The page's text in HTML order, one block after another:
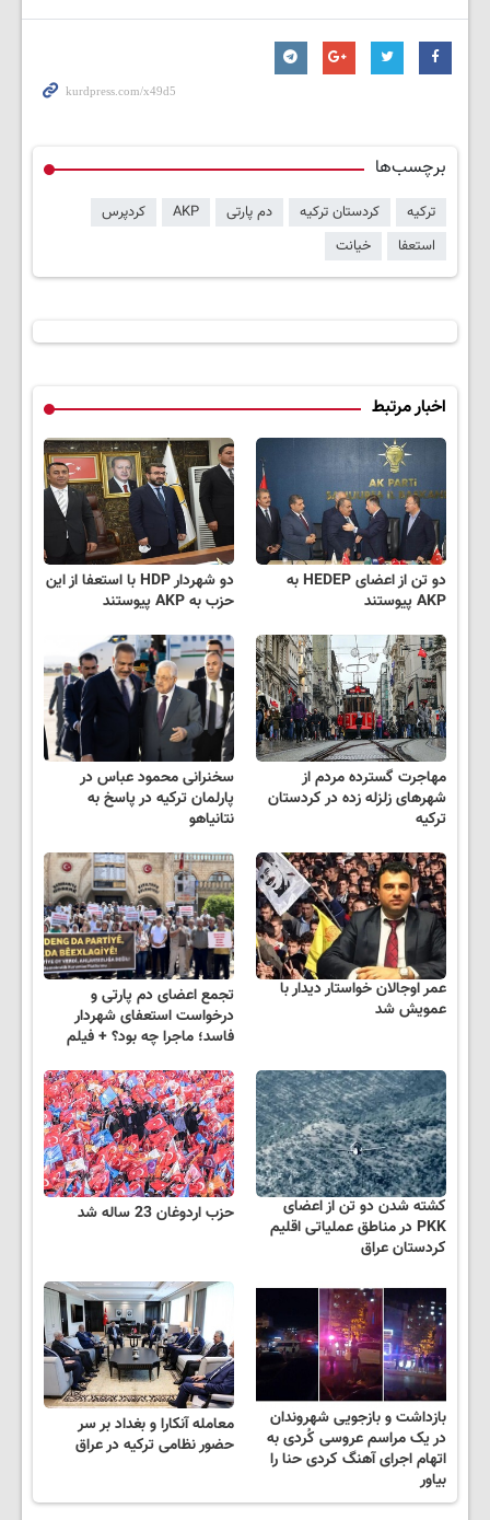
برچسب‌ها
ترکیه کردستان ترکیه دم پارتی AKP
کردپرس
استعفا
خیانت
اخبار مرتبط
دو تن از اعضای HEDEP به
AKP پیوستند
دو شهردار HDP با استعفا از این
حزب به AKP پیوستند
مهاجرت گسترده مردم از
شهرهای زلزله زده در کردستان
ترکیه
سخنرانی محمود عباس در
پارلمان ترکیه در پاسخ به
نتانیاهو
عمر اوجالان خواستار دیدار با
عمویش شد
تجمع اعضای دم پارتی و
درخواست استعفای شهردار
فاسد؛ ماجرا چه بود؟ + فیلم
کشته شدن دو تن از اعضای
PKK در مناطق عملیاتی اقلیم
کردستان عراق
حزب اردوغان 23 ساله شد
بازداشت و بازجویی شهروندان
در یک مراسم عروسی کُردی به
اتهام اجرای آهنگ کردی حنا را
بیاور
معامله آنکارا و بغداد بر سر
حضور نظامی ترکیه در عراق